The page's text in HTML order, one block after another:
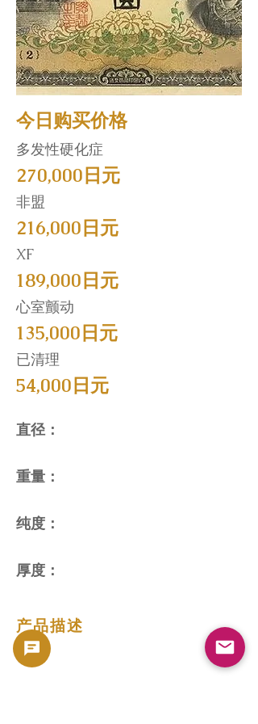
今日购买价格
多发性硬化症
270,000日元
非盟
216,000日元
XF
189,000日元
心室颤动
135,000日元
已清理
54,000日元
直径：
重量：
纯度：
厚度：
产品描述